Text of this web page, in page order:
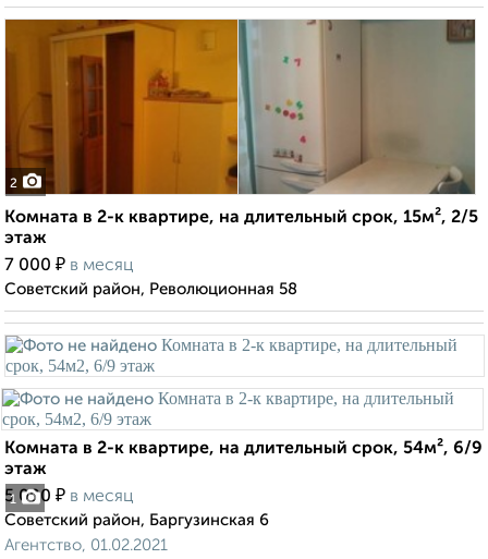
2
Комната в 2-к квартире, на длительный срок, 15м², 2/5
этаж
7 000 ₽ в месяц
Советский район, Революционная 58
1
Комната в 2-к квартире, на длительный срок, 54м², 6/9
этаж
5 000 ₽ в месяц
Советский район, Баргузинская 6
Агентство, 01.02.2021